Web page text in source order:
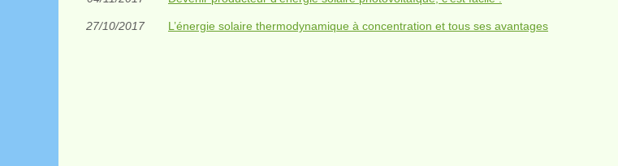
27/10/2017 L’énergie solaire thermodynamique à concentration et tous ses avantages